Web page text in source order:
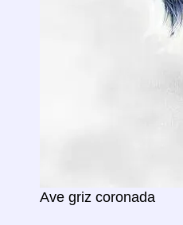
Ave griz coronada